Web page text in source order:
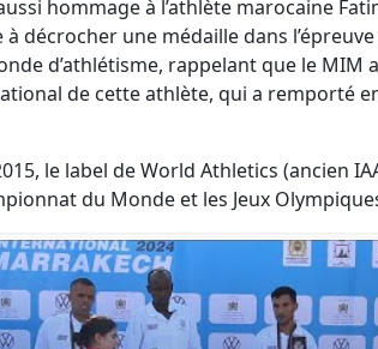
hommage à l’athlète marocaine
décrocher une médaille dans
d’athlétisme, rappelant que le MIM
de cette athlète, qui a remporté
le label de World Athletics (ancien
du Monde et les Jeux